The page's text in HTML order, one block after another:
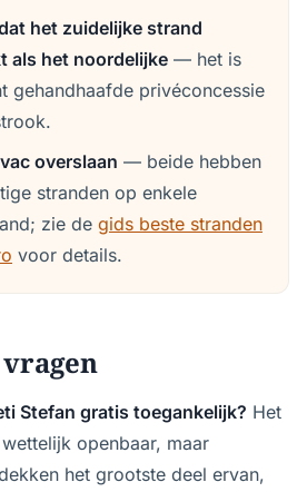
het zuidelijke strand
als het noordelijke — het is
gehandhaafde privéconcessie
overslaan — beide hebben
stranden op enkele
zie de gids beste stranden
voor details.
Stefan gratis toegankelijk? Het
openbaar, maar
het grootste deel ervan,